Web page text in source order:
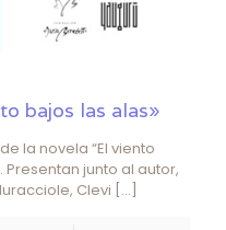
bajos las alas»
la novela “El viento
junto al autor,
Clevi […]